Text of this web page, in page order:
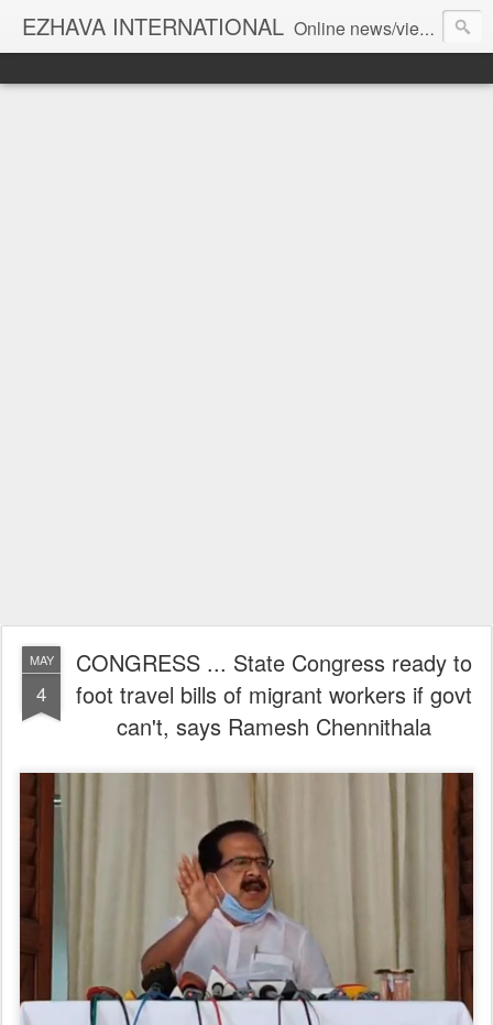
EZHAVA INTERNATIONAL Online news/views JOURNAL... Connecting the community worldwide Editorial Director: Prem Chandran
MAY
4
CONGRESS ... State Congress ready to
foot travel bills of migrant workers if govt
can't, says Ramesh Chennithala